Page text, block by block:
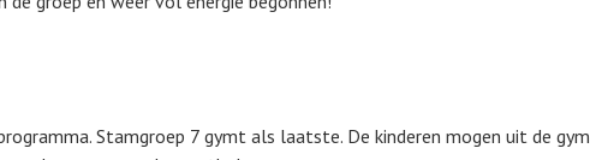
Stamgroep 7 gymt als laatste. De kinderen mogen uit de gym